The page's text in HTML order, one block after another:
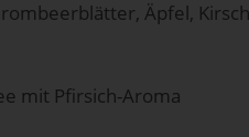
Äpfel,
mit Pfirsich-Aroma